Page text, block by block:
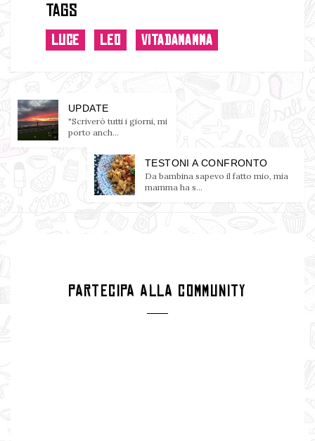
Tags
LUCE LEO VITADAMAMMA
UPDATE
"Scriverò tutti i giorni, mi
porto anch...
TESTONI A CONFRONTO
Da bambina sapevo il fatto mio, mia
mamma ha s...
PARTECIPA ALLA COMMUNITY